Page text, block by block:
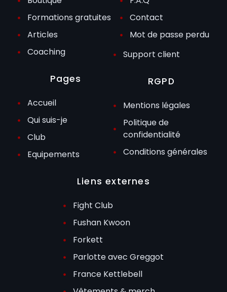
Formations gratuites
Articles
Coaching
Pages
Accueil
Qui suis-je
Club
Equipements
Contact
Mot de passe perdu
Support client
RGPD
Mentions légales
Politique de
confidentialité
Conditions générales
Liens externes
Fight Club
Fushan Kwoon
Forkett
Parlotte avec Greggot
France Kettlebell